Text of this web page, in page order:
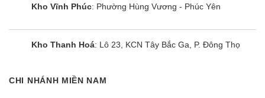
mẫu điều hoà V13API1 thì giờ đây bạn không cần
cài đặt lại các chế độ đang dùng trước khi bị ngắt
Kho Vĩnh Phúc: Phường Hùng Vương - Phúc Yên
Kho Thanh Hoá: Lô 23, KCN Tây Bắc Ga, P. Đông Thọ
CHI NHÁNH MIỀN NAM